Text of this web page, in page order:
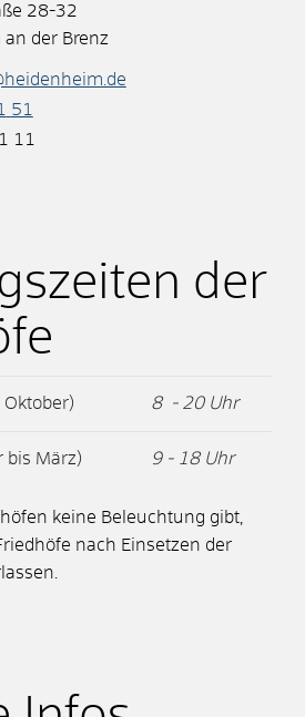
28-32
der Brenz
51
11
der
8 - 20 Uhr
bis März) 9 - 18 Uhr
keine Beleuchtung gibt,
nach Einsetzen der